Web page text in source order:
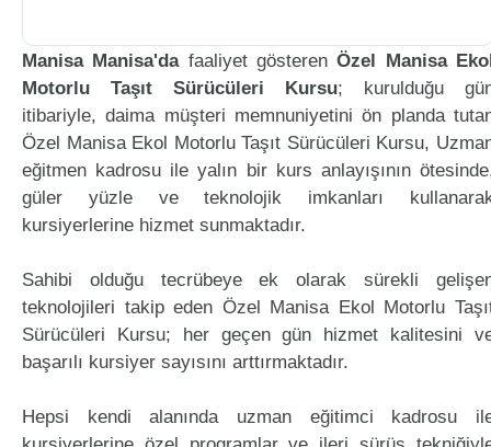
Manisa Manisa'dafaaliyet gösterenÖzel Manisa
Motorlu Taşıt Sürücüleri Kursu; kurulduğu
itibariyle, daima müşteri memnuniyetini ön planda
Özel Manisa Ekol Motorlu Taşıt Sürücüleri Kursu,
eğitmen kadrosu ile yalın bir kurs anlayışının
güler yüzle ve teknolojik imkanları
kursiyerlerine hizmet sunmaktadır.
Sahibi olduğu tecrübeye ek olarak sürekli
teknolojileri takip eden Özel Manisa Ekol Motorlu
Sürücüleri Kursu; her geçen gün hizmet kalitesini
başarılı kursiyer sayısını arttırmaktadır.
Hepsi kendi alanında uzman eğitimci kadrosu